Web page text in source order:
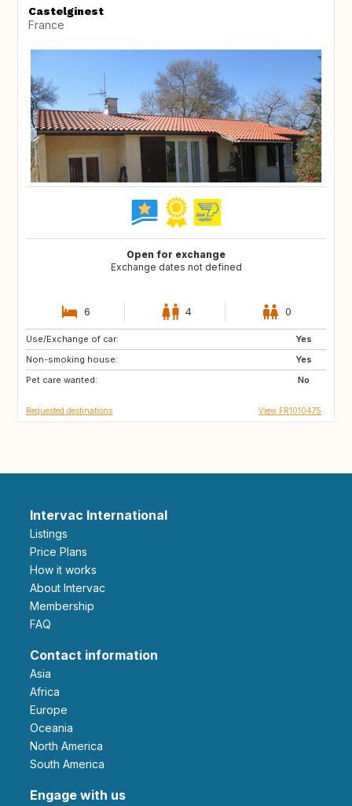
Castelginest
France
Open for exchange
Exchange dates not defined
6 4 0
Use/Exchange of car:
Yes
Non-smoking house:
Yes
Pet care wanted:
No
IE
US
PT
Requested destinations View FR1010475
Intervac International
Listings
Price Plans
How it works
About Intervac
Membership
FAQ
Contact information
Asia
Africa
Europe
Oceania
North America
South America
Engage with us